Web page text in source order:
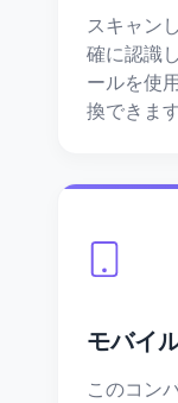
スキャン
確に認識
ールを使
換できます
モバイ
このコン